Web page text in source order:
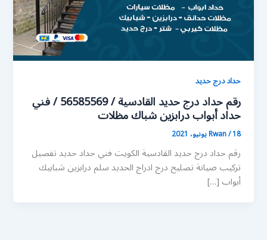
حداد درج حديد
رقم حداد درج حديد القادسية / 56585569 / فني
حداد أبواب درابزين شباك مظلات
Rwan/18 يونيو، 2021
رقم حداد درج حديد القادسية الكويت فني حداد حديد تفصيل
تركيب صيانة تصليح درج ادراج الحديد سلم درابزين شبابيك
أبواب […]